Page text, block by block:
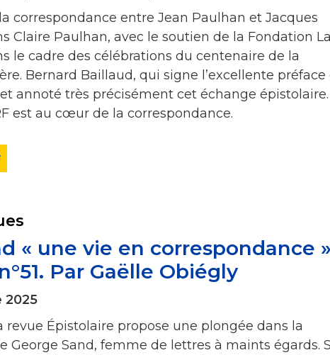
correspondance entre Jean Paulhan et Jacques
Claire Paulhan, avec le soutien de la Fondation
le cadre des célébrations du centenaire de la
Bernard Baillaud, qui signe l’excellente préface
et annoté très précisément cet échange
est au cœur de la correspondance.
« une vie en correspondance
Par Gaëlle Obiégly
2025
revue Épistolaire propose une plongée dans la
George Sand, femme de lettres à maints égards.